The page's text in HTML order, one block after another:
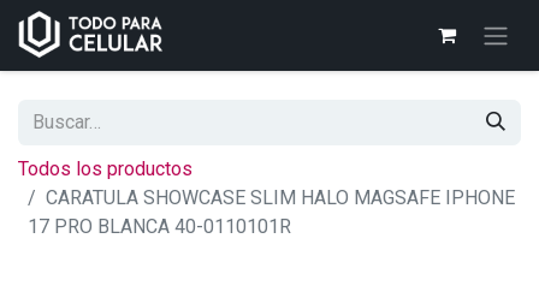
Todos los productos
CARATULA SHOWCASE SLIM HALO MAGSAFE IPHONE
17 PRO BLANCA 40-0110101R